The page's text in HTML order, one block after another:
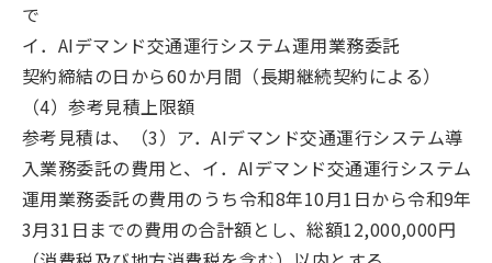
で
イ．AIデマンド交通運行システム運用業務委託
契約締結の日から60か月間（長期継続契約による）
（4）参考見積上限額
参考見積は、（3）ア．AIデマンド交通運行システム導
入業務委託の費用と、イ．AIデマンド交通運行システム
運用業務委託の費用のうち令和8年10月1日から令和9年
3月31日までの費用の合計額とし、総額12,000,000円